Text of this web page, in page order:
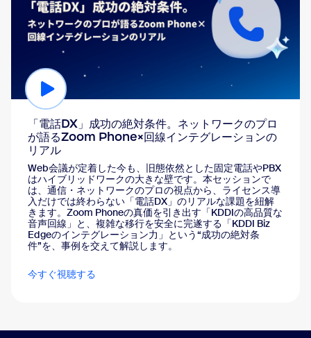
「電話DX」成功の絶対条件。ネットワークのプロ
が語るZoom Phone×回線インテグレーションの
リアル
Web会議が定着した今も、旧態依然とした固定電話やPBX
はハイブリッドワークの大きな壁です。本セッションで
は、通信・ネットワークのプロの視点から、ライセンス導
入だけでは終わらない「電話DX」のリアルな課題を紐解
きます。Zoom Phoneの真価を引き出す「KDDIの高品質な
音声回線」と、複雑な移行を安全に完遂する「KDDI Biz
Edgeのインテグレーション力」という“成功の絶対条
件”を、事例を交えて解説します。
今すぐ視聴する